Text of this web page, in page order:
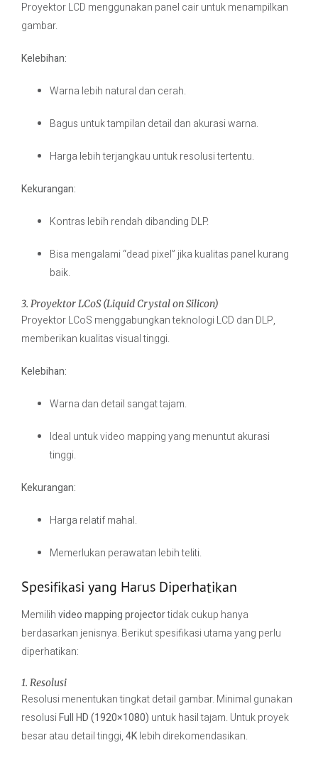
Proyektor LCD menggunakan panel cair untuk menampilkan
gambar.
Kelebihan:
Warna lebih natural dan cerah.
Bagus untuk tampilan detail dan akurasi warna.
Harga lebih terjangkau untuk resolusi tertentu.
Kekurangan:
Kontras lebih rendah dibanding DLP.
Bisa mengalami “dead pixel” jika kualitas panel kurang
baik.
3. Proyektor LCoS (Liquid Crystal on Silicon)
Proyektor LCoS menggabungkan teknologi LCD dan DLP,
memberikan kualitas visual tinggi.
Kelebihan:
Warna dan detail sangat tajam.
Ideal untuk video mapping yang menuntut akurasi
tinggi.
Kekurangan:
Harga relatif mahal.
Memerlukan perawatan lebih teliti.
Spesifikasi yang Harus Diperhatikan
Memilihvideo mapping projectortidak cukup hanya
berdasarkan jenisnya. Berikut spesifikasi utama yang perlu
diperhatikan:
1. Resolusi
Resolusi menentukan tingkat detail gambar. Minimal gunakan
resolusiFull HD (1920×1080) untuk hasil tajam. Untuk proyek
besar atau detail tinggi,4Klebih direkomendasikan.